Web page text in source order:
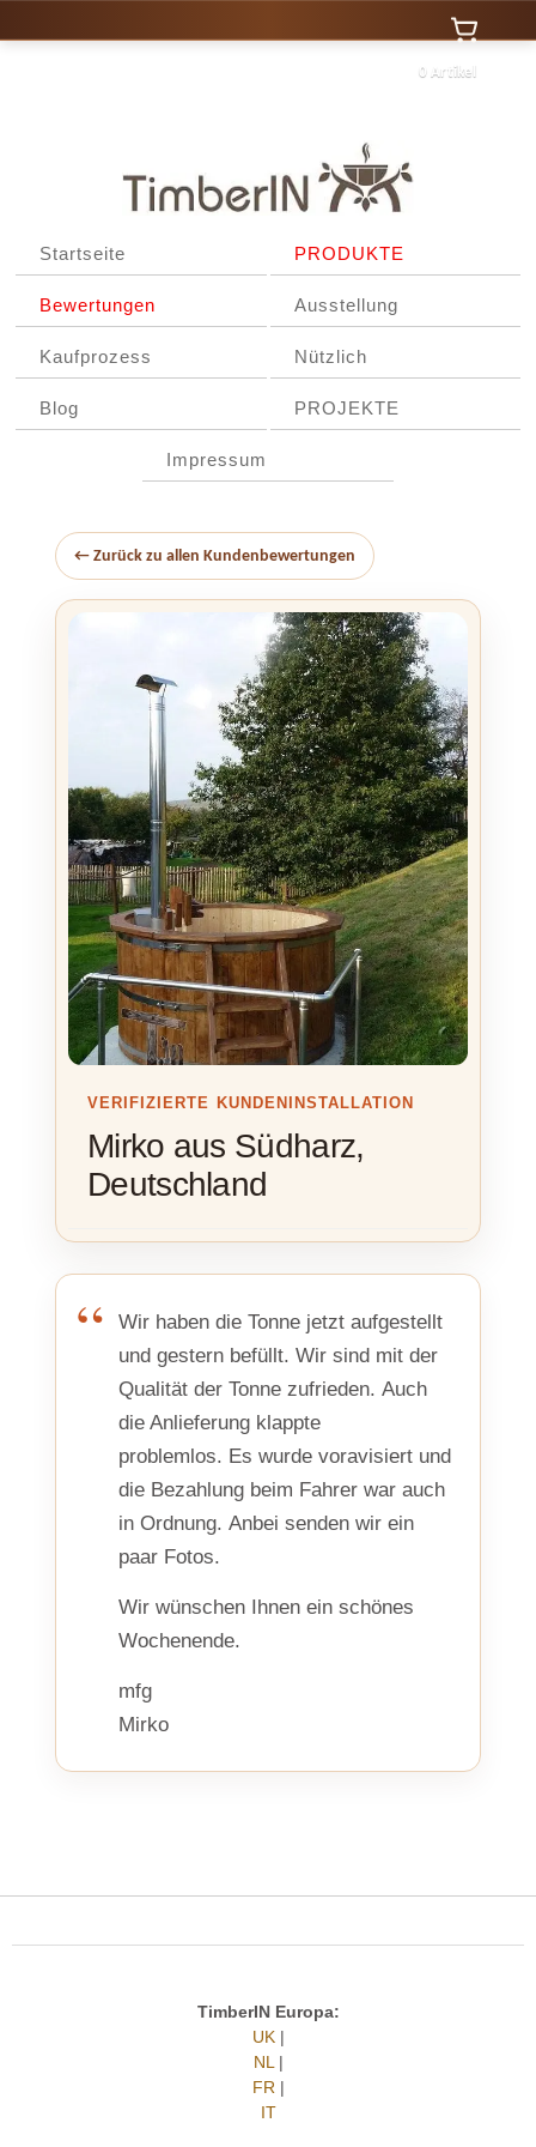
0 Artikel
Startseite PRODUKTE
Bewertungen Ausstellung
Kaufprozess Nützlich
Blog PROJEKTE
Impressum
← Zurück zu allen Kundenbewertungen
VERIFIZIERTE KUNDENINSTALLATION
Mirko aus Südharz,
Deutschland
Wir haben die Tonne jetzt aufgestellt
und gestern befüllt. Wir sind mit der
Qualität der Tonne zufrieden. Auch
die Anlieferung klappte
problemlos. Es wurde voravisiert und
die Bezahlung beim Fahrer war auch
in Ordnung. Anbei senden wir ein
paar Fotos.
Wir wünschen Ihnen ein schönes
Wochenende.
mfg
Mirko
TimberIN Europa:
UK|
NL|
FR|
IT